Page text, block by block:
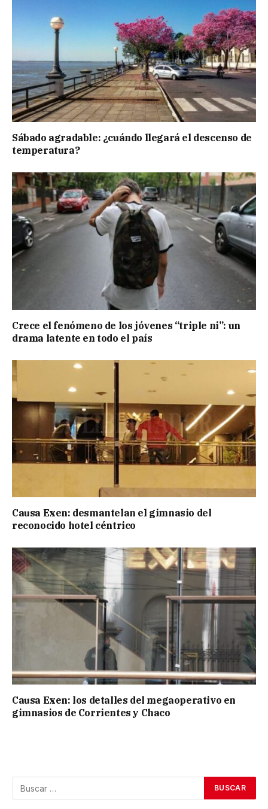
Sábado agradable: ¿cuándo llegará el descenso de
temperatura?
Crece el fenómeno de los jóvenes “triple ni”: un
drama latente en todo el país
Causa Exen: desmantelan el gimnasio del
reconocido hotel céntrico
Causa Exen: los detalles del megaoperativo en
gimnasios de Corrientes y Chaco